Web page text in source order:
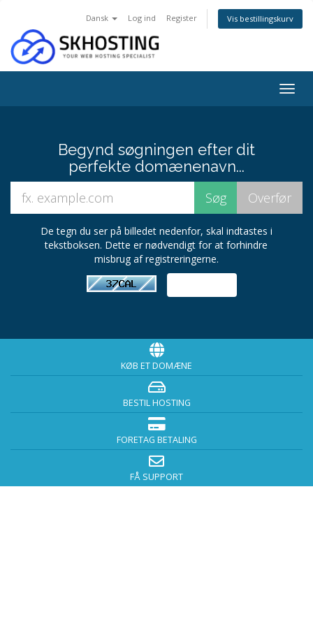
Dansk Log ind Register Vis bestillingskurv
Begynd søgningen efter dit
perfekte domænenavn...
De tegn du ser på billedet nedenfor, skal indtastes i
tekstboksen. Dette er nødvendigt for at forhindre
misbrug af registreringerne.
KØB ET DOMÆNE
BESTIL HOSTING
FORETAG BETALING
FÅ SUPPORT